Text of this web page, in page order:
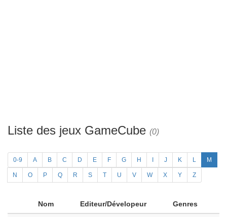
Liste des jeux GameCube (0)
0-9 A B C D E F G H J K L M
N O P Q R S T U V W X Y Z
Nom Editeur/Dévelopeur Genres